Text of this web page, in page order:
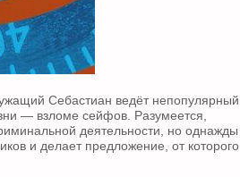
Себастиан ведёт непопулярный
— взломе сейфов. Разумеется,
деятельности, но однажды
и делает предложение, от которого